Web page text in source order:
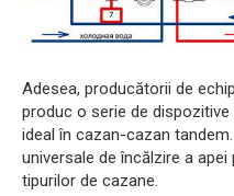
Adesea, producătorii de
produc o serie de
ideal în cazan-cazan
universale de încălzire a
tipurilor de cazane.